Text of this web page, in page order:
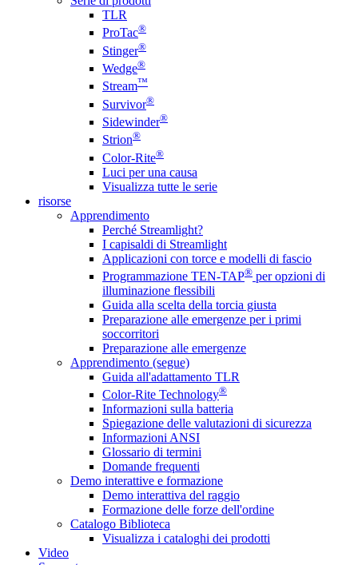
TLR
ProTac®
Stinger®
Wedge®
Stream™
Survivor®
Sidewinder®
Strion®
Color-Rite®
Luci per una causa
Visualizza tutte le serie
risorse
Apprendimento
Perché Streamlight?
I capisaldi di Streamlight
Applicazioni con torce e modelli di fascio
Programmazione TEN-TAP® per opzioni di
illuminazione flessibili
Guida alla scelta della torcia giusta
Preparazione alle emergenze per i primi
soccorritori
Preparazione alle emergenze
Apprendimento (segue)
Guida all'adattamento TLR
Color-Rite Technology®
Informazioni sulla batteria
Spiegazione delle valutazioni di sicurezza
Informazioni ANSI
Glossario di termini
Domande frequenti
Demo interattive e formazione
Demo interattiva del raggio
Formazione delle forze dell'ordine
Catalogo Biblioteca
Visualizza i cataloghi dei prodotti
Video